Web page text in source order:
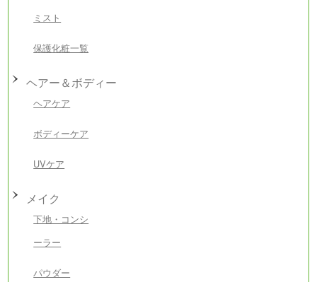
ミスト
保護化粧一覧
ヘアー＆ボディー
ヘアケア
ボディーケア
UVケア
メイク
下地・コンシ
ーラー
パウダー